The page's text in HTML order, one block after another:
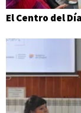
El Centro del